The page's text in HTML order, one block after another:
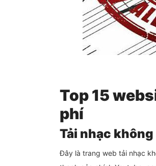
Top 15
phí
Tải nhạc
Đây là trang web tải nhạc